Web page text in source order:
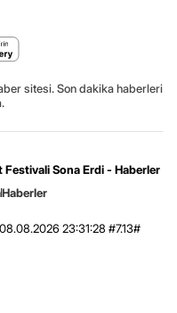
sitesi. Son dakika haberleri
Festivali Sona Erdi - Haberler
Haberler
08.08.2026 23:31:28 #7.13#